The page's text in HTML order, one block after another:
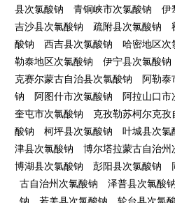
县次氯酸钠
青铜峡市次氯酸钠 伊
吉沙县次氯酸钠
疏附县次氯酸钠
酸钠
西吉县次氯酸钠 哈密地区次
勒泰地区次氯酸钠
伊宁县次氯酸钠
克赛尔蒙古自治县次氯酸钠
阿勒泰
钠
阿图什市次氯酸钠 阿拉山口市
奎屯市次氯酸钠
克孜勒苏柯尔克孜
酸钠
柯坪县次氯酸钠 叶城县次氯
津县次氯酸钠
博尔塔拉蒙古自治州
博湖县次氯酸钠
彭阳县次氯酸钠
古自治州次氯酸钠
泽普县次氯酸钠
钠
若羌县次氯酸钠 轮台县次氯